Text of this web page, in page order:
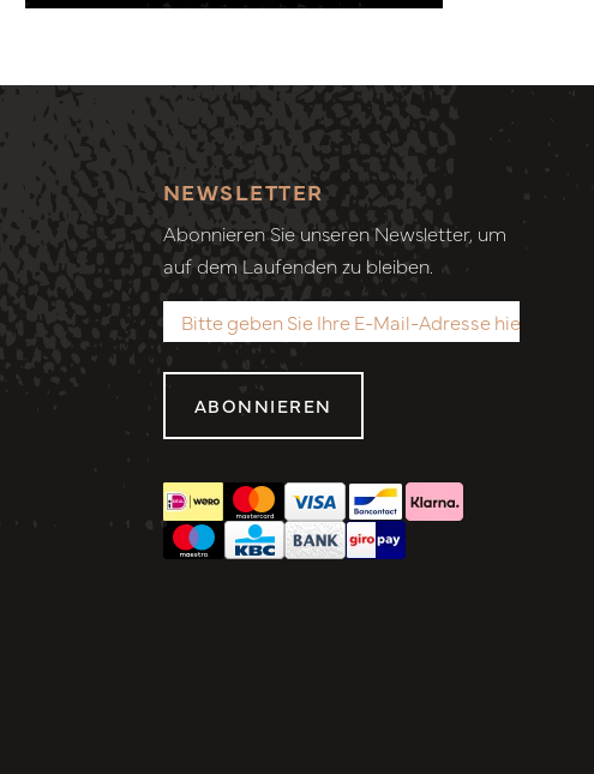
NEWSLETTER
Abonnieren Sie unseren Newsletter, um
auf dem Laufenden zu bleiben.
ABONNIEREN